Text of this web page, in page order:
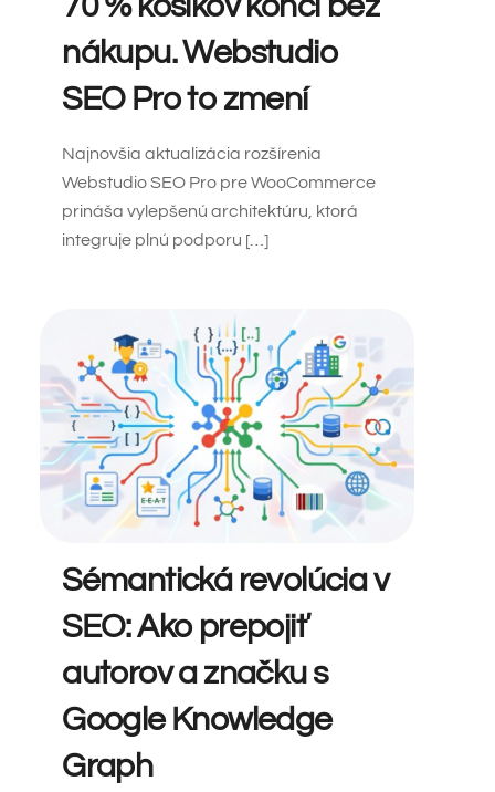
nákupu. Webstudio
SEO Pro to zmení
Najnovšia aktualizácia rozšírenia
Webstudio SEO Pro pre WooCommerce
prináša vylepšenú architektúru, ktorá
integruje plnú podporu […]
Sémantická revolúcia v
SEO: Ako prepojiť
autorov a značku s
Google Knowledge
Graph